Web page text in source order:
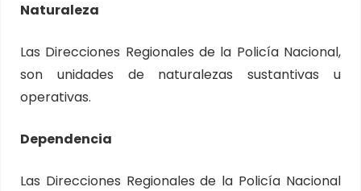
Naturaleza
Las Direcciones Regionales de la Policía Nacional,
son unidades de naturalezas sustantivas u
operativas.
Dependencia
Las Direcciones Regionales de la Policía Nacional